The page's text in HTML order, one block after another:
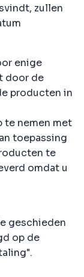
zullen
enige
door de
producten in
nemen met
toepassing
te
omdat u
geschieden
op de